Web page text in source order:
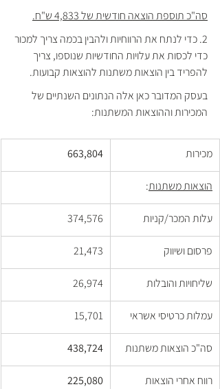
סה"כ תוספת הוצאה חודשית של 4,833 ש"ח.
2. כדי לנתח את הרווחיות ולהבין בכמה צריך למכור
כדי לכסות את עלויות החודשיות שנוספו, צריך
להפריד בין הוצאות משתנות להוצאות קבועות.
בעסק המדובר כאן אלה הנתונים השנתיים של
המכירות וההוצאות המשתנות:
מכירות 663,804
הוצאות משתנות:
עלות המכר/קניות 374,576
פרסום ושיווק 21,473
שליחויות והובלות 26,974
עמלות כרטיסי אשראי 15,701
סה"כ הוצאות משתנות 438,724
רווח אחרי הוצאות
225,080